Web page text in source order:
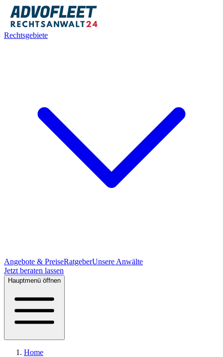
Rechtsgebiete
Angebote & PreiseRatgeberUnsere Anwälte
Jetzt beraten lassen
Hauptmenü öffnen
Home